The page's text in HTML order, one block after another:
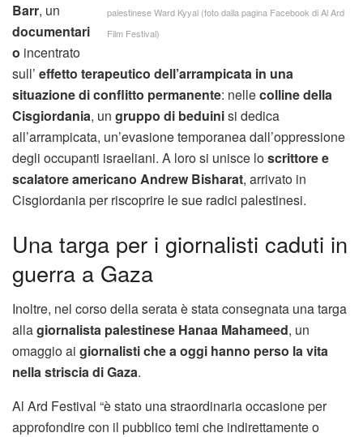
palestinese Ward Kyyal (foto dalla pagina Facebook di Al Ard
Film Festival)
Barr, un
documentari
o incentrato
sull’ effetto terapeutico dell’arrampicata in una
situazione di conflitto permanente: nellecolline della
Cisgiordania, un gruppo di beduinisi dedica
all’arrampicata, un’evasione temporanea dall’oppressione
degli occupanti israeliani. A loro si unisce loscrittore e
scalatore americano Andrew Bisharat, arrivato in
Cisgiordania per riscoprire le sue radici palestinesi.
Una targa per i giornalisti caduti in
guerra a Gaza
Inoltre, nel corso della serata è stata consegnata una targa
allagiornalista palestinese Hanaa Mahameed, un
omaggio ai giornalisti che a oggi hanno perso la vita
nella striscia di Gaza.
Al Ard Festival “è stato una straordinaria occasione per
approfondire con il pubblico temi che indirettamente o